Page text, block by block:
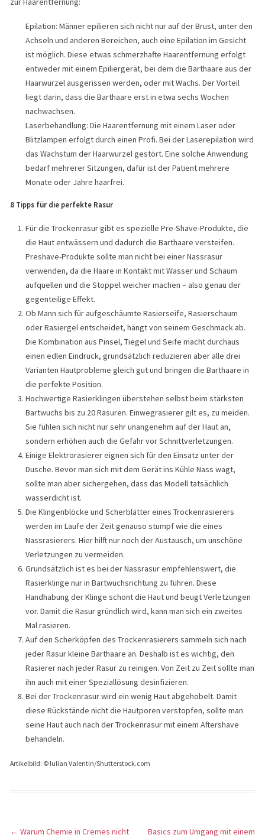
Epilation: Männer epilieren sich nicht nur auf der Brust, unter den
Achseln und anderen Bereichen, auch eine Epilation im Gesicht
ist möglich. Diese etwas schmerzhafte Haarentfernung erfolgt
entweder mit einem Epiliergerät, bei dem die Barthaare aus der
Haarwurzel ausgerissen werden, oder mit Wachs. Der Vorteil
liegt darin, dass die Barthaare erst in etwa sechs Wochen
nachwachsen.
Laserbehandlung: Die Haarentfernung mit einem Laser oder
Blitzlampen erfolgt durch einen Profi. Bei der Laserepilation wird
das Wachstum der Haarwurzel gestört. Eine solche Anwendung
bedarf mehrerer Sitzungen, dafür ist der Patient mehrere
Monate oder Jahre haarfrei.
8 Tipps für die perfekte Rasur
Für die Trockenrasur gibt es spezielle Pre-Shave-Produkte, die
die Haut entwässern und dadurch die Barthaare versteifen.
Preshave-Produkte sollte man nicht bei einer Nassrasur
verwenden, da die Haare in Kontakt mit Wasser und Schaum
aufquellen und die Stoppel weicher machen – also genau der
gegenteilige Effekt.
Ob Mann sich für aufgeschäumte Rasierseife, Rasierschaum
oder Rasiergel entscheidet, hängt von seinem Geschmack ab.
Die Kombination aus Pinsel, Tiegel und Seife macht durchaus
einen edlen Eindruck, grundsätzlich reduzieren aber alle drei
Varianten Hautprobleme gleich gut und bringen die Barthaare in
die perfekte Position.
Hochwertige Rasierklingen überstehen selbst beim stärksten
Bartwuchs bis zu 20 Rasuren. Einwegrasierer gilt es, zu meiden.
Sie fühlen sich nicht nur sehr unangenehm auf der Haut an,
sondern erhöhen auch die Gefahr vor Schnittverletzungen.
Einige Elektrorasierer eignen sich für den Einsatz unter der
Dusche. Bevor man sich mit dem Gerät ins Kühle Nass wagt,
sollte man aber sichergehen, dass das Modell tatsächlich
wasserdicht ist.
Die Klingenblöcke und Scherblätter eines Trockenrasierers
werden im Laufe der Zeit genauso stumpf wie die eines
Nassrasierers. Hier hilft nur noch der Austausch, um unschöne
Verletzungen zu vermeiden.
Grundsätzlich ist es bei der Nassrasur empfehlenswert, die
Rasierklinge nur in Bartwuchsrichtung zu führen. Diese
Handhabung der Klinge schont die Haut und beugt Verletzungen
vor. Damit die Rasur gründlich wird, kann man sich ein zweites
Mal rasieren.
Auf den Scherköpfen des Trockenrasierers sammeln sich nach
jeder Rasur kleine Barthaare an. Deshalb ist es wichtig, den
Rasierer nach jeder Rasur zu reinigen. Von Zeit zu Zeit sollte man
ihn auch mit einer Speziallösung desinfizieren.
Bei der Trockenrasur wird ein wenig Haut abgehobelt. Damit
diese Rückstände nicht die Hautporen verstopfen, sollte man
seine Haut auch nach der Trockenrasur mit einem Aftershave
behandeln.
Artikelbild: © Iulian Valentin/Shutterstock.com
← Warum Chemie in Cremes nicht
Basics zum Umgang mit einem